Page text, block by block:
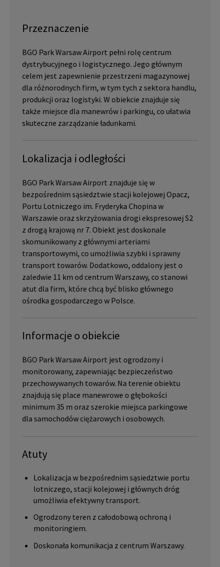
Przeznaczenie
BGO Park Warsaw Airport pełni rolę centrum
dystrybucyjnego i logistycznego. Jego głównym
celem jest zapewnienie przestrzeni magazynowej
dla różnorodnych firm, w tym tych z sektora handlu,
produkcji oraz logistyki. W obiekcie znajduje się
także miejsce dla manewrów i parkingu, co ułatwia
skuteczne zarządzanie ładunkami.
Lokalizacja i odległości
BGO Park Warsaw Airport znajduje się w
bezpośrednim sąsiedztwie stacji kolejowej Opacz,
Portu Lotniczego im. Fryderyka Chopina w
Warszawie oraz skrzyżowania drogi ekspresowej S2
z drogą krajową nr 7. Obiekt jest doskonale
skomunikowany z głównymi arteriami
transportowymi, co umożliwia szybki i sprawny
transport towarów. Dodatkowo, oddalony jest o
zaledwie 11 km od centrum Warszawy, co stanowi
atut dla firm, które chcą być blisko głównego
ośrodka gospodarczego w Polsce.
Informacje o obiekcie
BGO Park Warsaw Airport jest ogrodzony i
monitorowany, zapewniając bezpieczeństwo
przechowywanych towarów. Na terenie obiektu
znajdują się place manewrowe o głębokości
minimum 35 m oraz szerokie miejsca parkingowe
dla samochodów ciężarowych i osobowych.
Atuty
Lokalizacja w bezpośrednim sąsiedztwie portu
lotniczego, stacji kolejowej i głównych dróg
umożliwia efektywny transport.
Ogrodzony teren z całodobową ochroną i
monitoringiem.
Doskonała komunikacja z centrum Warszawy.